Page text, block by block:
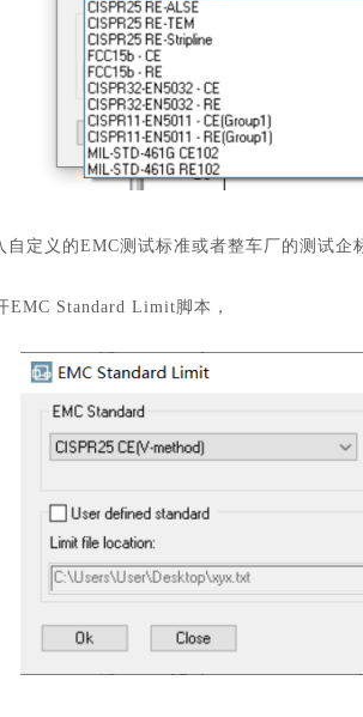
自定义的EMC测试标准或者整车厂的测试企
EMC Standard Limit脚本，